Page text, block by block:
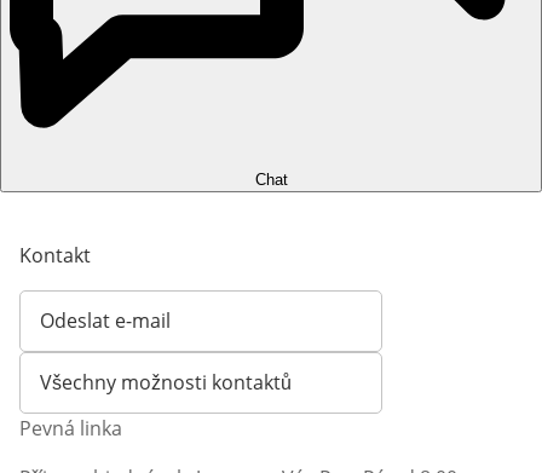
Chat
Kontakt
Odeslat e-mail
Otevírá e-mailového klienta
Všechny možnosti kontaktů
Pevná linka